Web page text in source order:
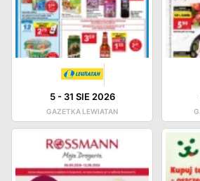
5- 31 SIE 2026
GAZETKA LEWIATAN